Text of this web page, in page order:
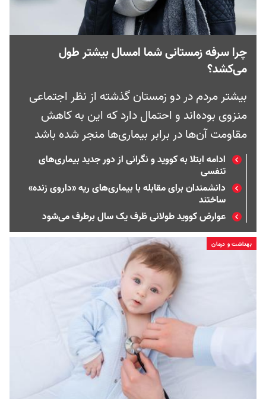
چرا سرفه زمستانی شما امسال بیشتر طول
می‌کشد؟
بیشتر مردم در دو زمستان گذشته از نظر اجتماعی
منزوی بوده‌اند و احتمال دارد که این به کاهش
مقاومت آن‌ها در برابر بیماری‌ها منجر شده باشد
ادامه ابتلا به کووید و نگرانی از دور جدید بیماری‌های
تنفسی
دانشمندان برای مقابله با بیماری‌های ریه «داروی زنده»
ساختند
عوارض کووید طولانی ظرف یک سال برطرف می‌شود
بهداشت و درمان